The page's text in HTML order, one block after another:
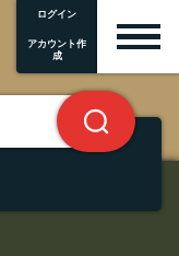
ログイン
アカウント作
成